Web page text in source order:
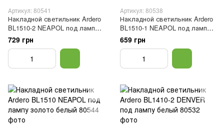
Артикул: 80541
Накладной светильник Ardero
BL1510-2 NEAPOL под лампу
золото
729 грн
Артикул: 80538
Накладной светильник Ardero
BL1510-1 NEAPOL под лампу
черный
659 грн